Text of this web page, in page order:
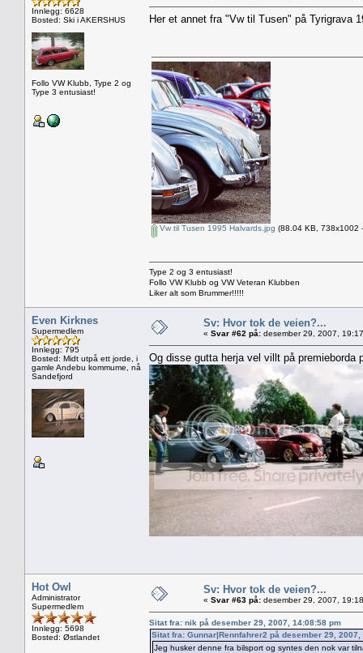
Innlegg: 6628
Bosted: Ski i AKERSHUS
Follo VW Klubb, Type 2 og
Type 3 entusiast!
Her et annet fra "Vw til Tusen" på Tyrigrava
Vw til Tusen 1995 Halvards.jpg (88.04 KB, 738x1002
Type 2 og 3 entusiast!
Follo VW Klubb og VW Veteran Klubben
Liker alt som Brummer!!!!!
Even Kirknes
Supermedlem
Innlegg: 795
Bosted: Midt utpå ett jorde, i
gamle Andebu kommume, nå
Sandefjord
Sv: Hvor tok de veien?...
« Svar #62 på: desember 29, 2007,
Og disse gutta herja vel villt på premieborda
Hot Owl
Administrator
Supermedlem
Innlegg: 5698
Bosted: Østlandet
Sv: Hvor tok de veien?...
« Svar #63 på: desember 29, 2007,
Sitat fra: nik på desember 29, 2007, 14:08:58 pm
Sitat fra: Gunnar|Rennfahrer2 på desember 29, 2007,
Jeg husker denne fra bilsport og syntes den nok var